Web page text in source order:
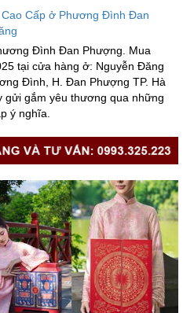
Cao Cấp ở Phương Đình Đan
Đình Đan Phượng. Mua
tại cửa hàng ở: Nguyễn Đăng
Đình, H. Đan Phượng TP. Hà
gửi gắm yêu thương qua những
ý nghĩa.